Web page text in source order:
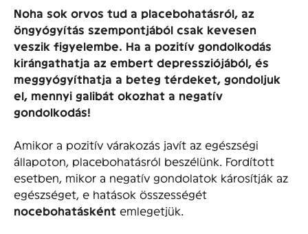
Noha sok orvos tud a placebohatásról, az
öngyógyítás szempontjából csak kevesen
veszik figyelembe. Ha a pozitív gondolkodás
kirángathatja az embert depressziójából, és
meggyógyíthatja a beteg térdeket, gondoljuk
el, mennyi galibát okozhat a negatív
gondolkodás!
Amikor a pozitív várakozás javít az egészségi
állapoton, placebohatásról beszélünk. Fordított
esetben, mikor a negatív gondolatok károsítják az
egészséget, e hatások összességét
nocebohatásként emlegetjük.